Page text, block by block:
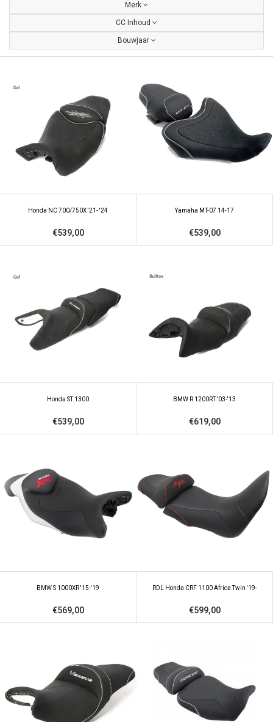
Merk
CC Inhoud
Bouwjaar
Honda NC 700/750X '21- '24
€539,00
Yamaha MT-07 14-17
€539,00
Honda ST 1300
€539,00
BMW R 1200RT '03-'13
€619,00
BMW S 1000XR '15-'19
€569,00
RDL Honda CRF 1100 Africa Twin '19-
€599,00